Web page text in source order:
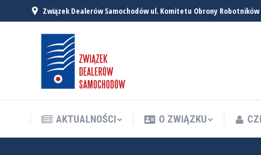
Związek Dealerów Samochodów ul. Komitetu Obrony Robotników
AKTUALNOŚCI O ZWIĄZKU
AKTUALNOŚCI O ZWIĄZKU